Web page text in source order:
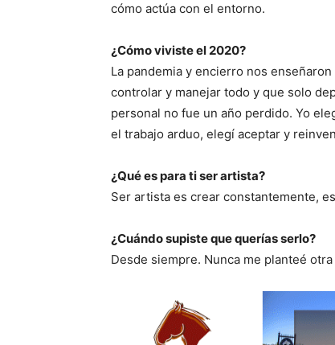
cómo actúa con el entorno.
¿Cómo viviste el 2020?
La pandemia y encierro nos
controlar y manejar todo y que solo
personal no fue un año perdido. Yo
el trabajo arduo, elegí aceptar y
¿Qué es para ti ser artista?
Ser artista es crear constantemente,
¿Cuándo supiste que querías serlo?
Desde siempre. Nunca me planteé otra